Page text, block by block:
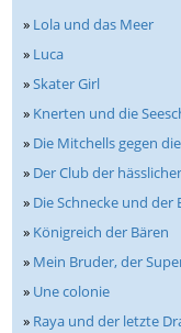
» Lola und das Meer
» Luca
»Skater Girl
» Knerten und die
» Die Mitchells gegen
» Der Club der
» Die Schnecke und der
» Königreich der Bären
» Mein Bruder, der
» Une colonie
» Raya und der letzte